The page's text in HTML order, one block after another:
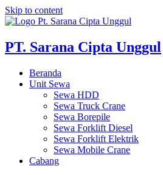
Skip to content
PT. Sarana Cipta Unggul
Beranda
Unit Sewa
Sewa HDD
Sewa Truck Crane
Sewa Borepile
Sewa Forklift Diesel
Sewa Forklift Elektrik
Sewa Mobile Crane
Cabang